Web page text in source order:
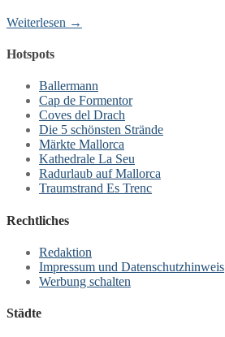
Weiterlesen →
Hotspots
Ballermann
Cap de Formentor
Coves del Drach
Die 5 schönsten Strände
Märkte Mallorca
Kathedrale La Seu
Radurlaub auf Mallorca
Traumstrand Es Trenc
Rechtliches
Redaktion
Impressum und Datenschutzhinweis
Werbung schalten
Städte